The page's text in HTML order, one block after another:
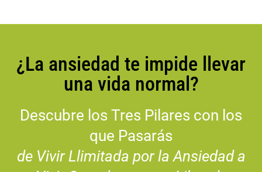
¿La ansiedad te impide llevar
una vida normal?
Descubre los Tres Pilares con los
que Pasarás
de Vivir Llimitada por la Ansiedad a